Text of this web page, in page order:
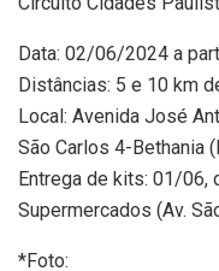
Data: 02/06/2024 a
Distâncias: 5 e 10 km
Local: Avenida José
São Carlos 4-Bethania
Entrega de kits: 01/06,
Supermercados (Av.
*Foto: